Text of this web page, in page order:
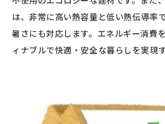
は、非常に高い熱容量と低い熱伝導率
暑さにも対応します。エネルギー消費
ィナブルで快適・安全な暮らしを実現